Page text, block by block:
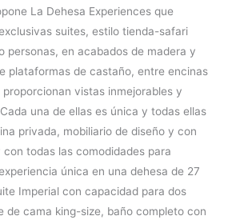
La Dehesa Experiences que
suites, estilo tienda-safari
personas, en acabados de madera y
plataformas de castaño, entre encinas
vistas inmejorables y
una de ellas es única y todas ellas
privada, mobiliario de diseño y con
todas las comodidades para
única en una dehesa de 27
Imperial con capacidad para dos
de cama king-size, baño completo con